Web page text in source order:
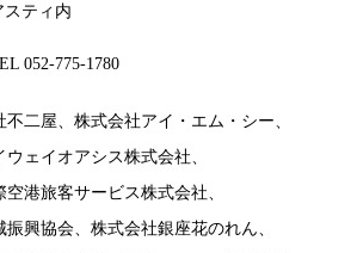
スティ内
052-775-1780
不二屋、株式会社アイ・エム・シー、
ウェイオアシス株式会社、
空港旅客サービス株式会社、
振興協会、株式会社銀座花のれん、